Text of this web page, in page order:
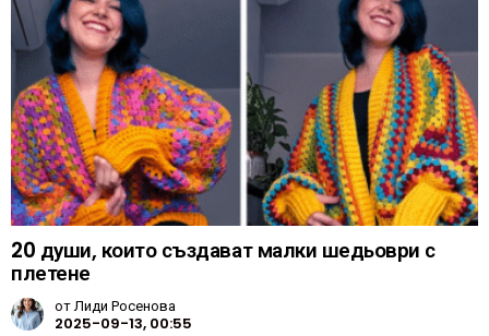
20 души, които създават малки шедьоври с
плетене
отЛиди Росенова
2025-09-13, 00:55